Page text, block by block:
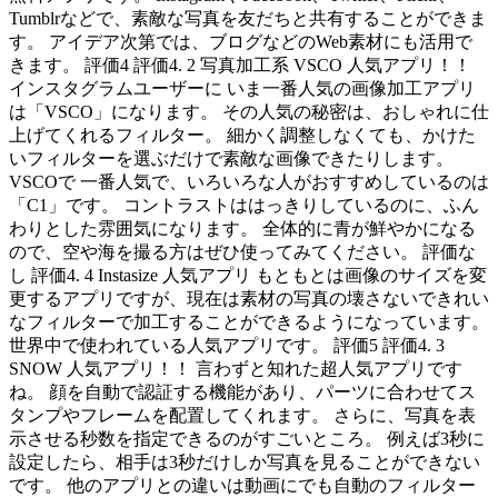
Tumblrなどで、素敵な写真を友だちと共有することができま
す。 アイデア次第では、ブログなどのWeb素材にも活用で
きます。 評価4 評価4. 2 写真加工系 VSCO 人気アプリ！！
インスタグラムユーザーに いま一番人気の画像加工アプリ
は「VSCO」になります。 その人気の秘密は、おしゃれに仕
上げてくれるフィルター。 細かく調整しなくても、かけた
いフィルターを選ぶだけで素敵な画像できたりします。
VSCOで 一番人気で、いろいろな人がおすすめしているのは
「C1」です。 コントラストははっきりしているのに、ふん
わりとした雰囲気になります。 全体的に青が鮮やかになる
ので、空や海を撮る方はぜひ使ってみてください。 評価な
し 評価4. 4 Instasize 人気アプリ もともとは画像のサイズを変
更するアプリですが、現在は素材の写真の壊さないできれい
なフィルターで加工することができるようになっています。
世界中で使われている人気アプリです。 評価5 評価4. 3
SNOW 人気アプリ！！ 言わずと知れた超人気アプリです
ね。 顔を自動で認証する機能があり、パーツに合わせてス
タンプやフレームを配置してくれます。 さらに、写真を表
示させる秒数を指定できるのがすごいところ。 例えば3秒に
設定したら、相手は3秒だけしか写真を見ることができない
です。 他のアプリとの違いは動画にでも自動のフィルター